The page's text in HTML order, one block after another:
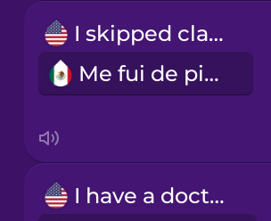
I skipped class.
Me fui de pinta.
I have a doctor's note.